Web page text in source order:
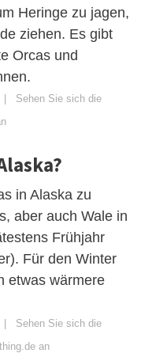
Heringe zu jagen,
ziehen. Es gibt
Orcas und
| Sehen Sie sich die
in Alaska zu
aber auch Wale in
Frühjahr
Für den Winter
etwas wärmere
| Sehen Sie sich die
an